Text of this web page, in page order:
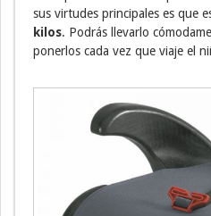
sus virtudes principales es que
kilos. Podrás llevarlo
ponerlos cada vez que viaje el